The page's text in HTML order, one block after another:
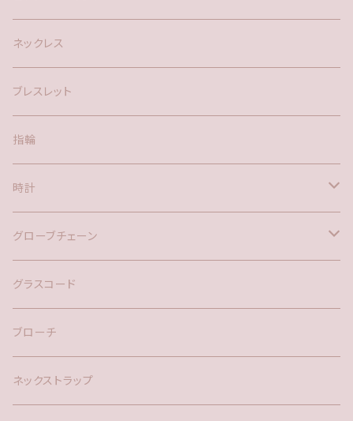
silver925
アメリカン
ポスト
ネックレス
ブレスレット
指輪
時計
バックチャーム
ネックレス
グローブチェーン
バックチャーム
グラスコード
ブローチ
ネックストラップ